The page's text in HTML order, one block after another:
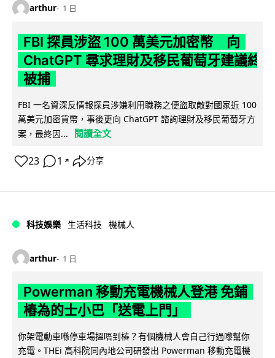
arthur 1 日
FBI 探員涉盜 100 萬美元加密幣 向
ChatGPT 尋求理財及移民葡萄牙建議終
被捕
FBI 一名資深反情報探員涉嫌利用職務之便盜取敵對國家近 100
萬美元加密貨幣，事後更向 ChatGPT 諮詢理財及移民葡萄牙方
案，最終因...
閱讀全文
23 1 ↗ 分享
科技娛樂 生活科技 機械人
arthur 1 日
Powerman 移動充電機械人登港 免鋪
樁為的士小巴「送電上門」
你架電動車喺停車場搵唔到樁？有個機械人會自己行過嚟幫你
充電。THEi 高科院同內地公司研發出 Powerman 移動充電機